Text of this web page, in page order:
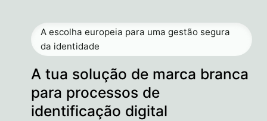
A tua solução de marca branca
para processos de
identificação digital
A escolha europeia para uma gestão segura
da identidade